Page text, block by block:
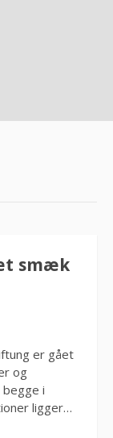
smæk
er gået
og
i
ligger…